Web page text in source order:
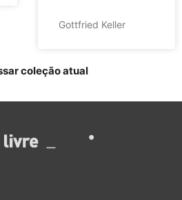
Gottfried Keller
coleção atual